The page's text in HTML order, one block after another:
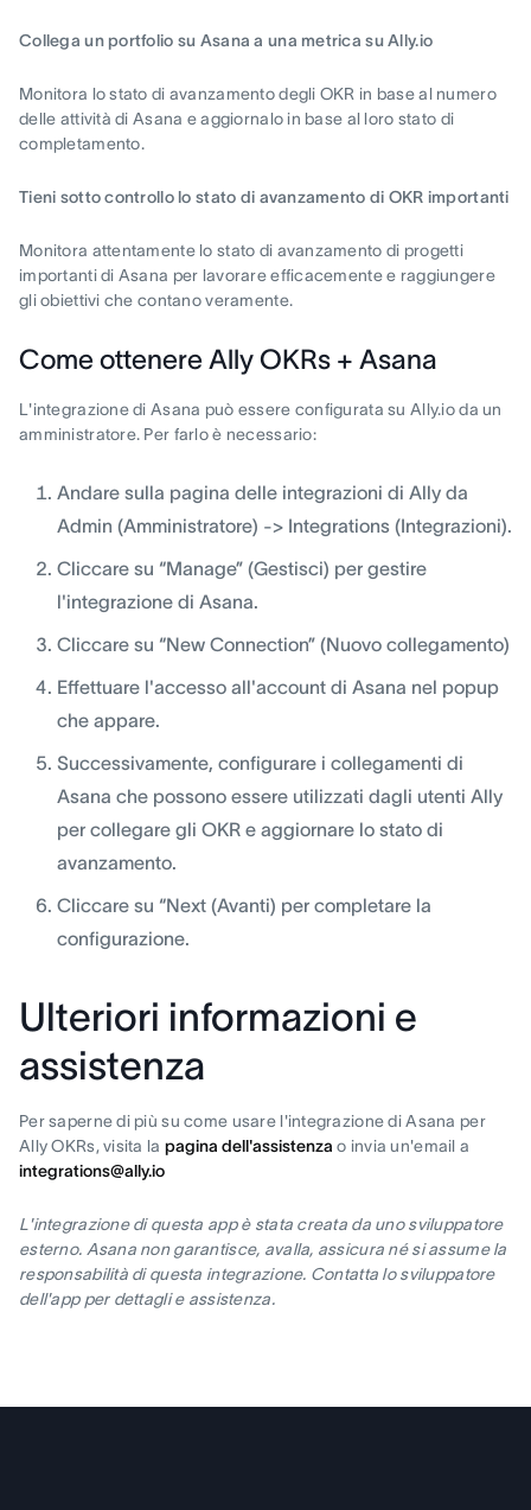
Collega un portfolio su Asana a una metrica su Ally.io
Monitora lo stato di avanzamento degli OKR in base al numero
delle attività di Asana e aggiornalo in base al loro stato di
completamento.
Tieni sotto controllo lo stato di avanzamento di OKR importanti
Monitora attentamente lo stato di avanzamento di progetti
importanti di Asana per lavorare efficacemente e raggiungere
gli obiettivi che contano veramente.
Come ottenere Ally OKRs + Asana
L'integrazione di Asana può essere configurata su Ally.io da un
amministratore. Per farlo è necessario:
Andare sulla pagina delle integrazioni di Ally da
Admin (Amministratore) -> Integrations (Integrazioni).
Cliccare su “Manage” (Gestisci) per gestire
l'integrazione di Asana.
Cliccare su “New Connection” (Nuovo collegamento)
Effettuare l'accesso all'account di Asana nel popup
che appare.
Successivamente, configurare i collegamenti di
Asana che possono essere utilizzati dagli utenti Ally
per collegare gli OKR e aggiornare lo stato di
avanzamento.
Cliccare su “Next (Avanti) per completare la
configurazione.
Ulteriori informazioni e
assistenza
Per saperne di più su come usare l'integrazione di Asana per
Ally OKRs, visita la pagina dell'assistenza o invia un'email a
integrations@ally.io
L'integrazione di questa app è stata creata da uno sviluppatore
esterno. Asana non garantisce, avalla, assicura né si assume la
responsabilità di questa integrazione. Contatta lo sviluppatore
dell'app per dettagli e assistenza.